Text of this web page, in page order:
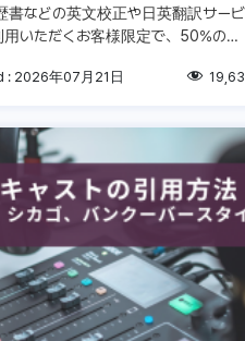
書などの英文校正や日英翻訳サービ
用いただくお客様限定で、50%の割
にご利用ください […]
: 2026年07月21日